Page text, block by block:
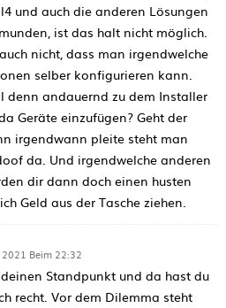
und auch die anderen Lösungen
ist das halt nicht möglich.
nicht, dass man irgendwelche
selber konfigurieren kann.
denn andauernd zu dem Installer
Geräte einzufügen? Geht der
irgendwann pleite steht man
da. Und irgendwelche anderen
dir dann doch einen husten
Geld aus der Tasche ziehen.
Beim 22:32
deinen Standpunkt und da hast du
recht. Vor dem Dilemma steht